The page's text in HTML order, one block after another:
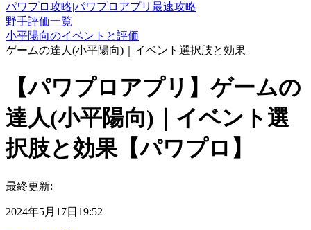
パワプロ攻略|パワプロアプリ最速攻略
野手評価一覧
小平陽向のイベントと評価
ゲームの達人(小平陽向)｜イベント選択肢と効果
【パワプロアプリ】ゲームの
達人(小平陽向)｜イベント選
択肢と効果【パワプロ】
最終更新:
2024年5月17日19:52